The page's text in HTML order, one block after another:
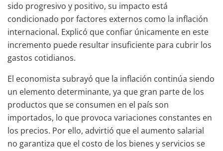
sido progresivo y positivo, su impacto está
condicionado por factores externos como la inflación
internacional. Explicó que confiar únicamente en este
incremento puede resultar insuficiente para cubrir los
gastos cotidianos.
El economista subrayó que la inflación continúa siendo
un elemento determinante, ya que gran parte de los
productos que se consumen en el país son
importados, lo que provoca variaciones constantes en
los precios. Por ello, advirtió que el aumento salarial
no garantiza que el costo de los bienes y servicios se